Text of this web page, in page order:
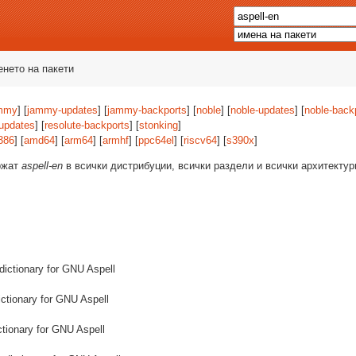
на пакети
] [jammy-updates] [jammy-backports] [noble] [noble-updates] [noble-
] [resolute-backports] [stonking]
] [amd64] [arm64] [armhf] [ppc64el ] [riscv64] [s390x]
aspell-en в всички дистрибуции, всички раздели и всички
for GNU Aspell
for GNU Aspell
for GNU Aspell